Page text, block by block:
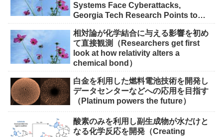
Systems Face Cyberattacks,
Georgia Tech Research Points to
相対論が化学結合に与える影響を初め
て直接観測（Researchers get first
look at how relativity alters a
chemical bond）
白金を利用した燃料電池技術を開発し
データセンターなどへの応用を目指す
（Platinum powers the future）
酸素のみを利用し副生成物が水だけと
なる化学反応を開発（Creating